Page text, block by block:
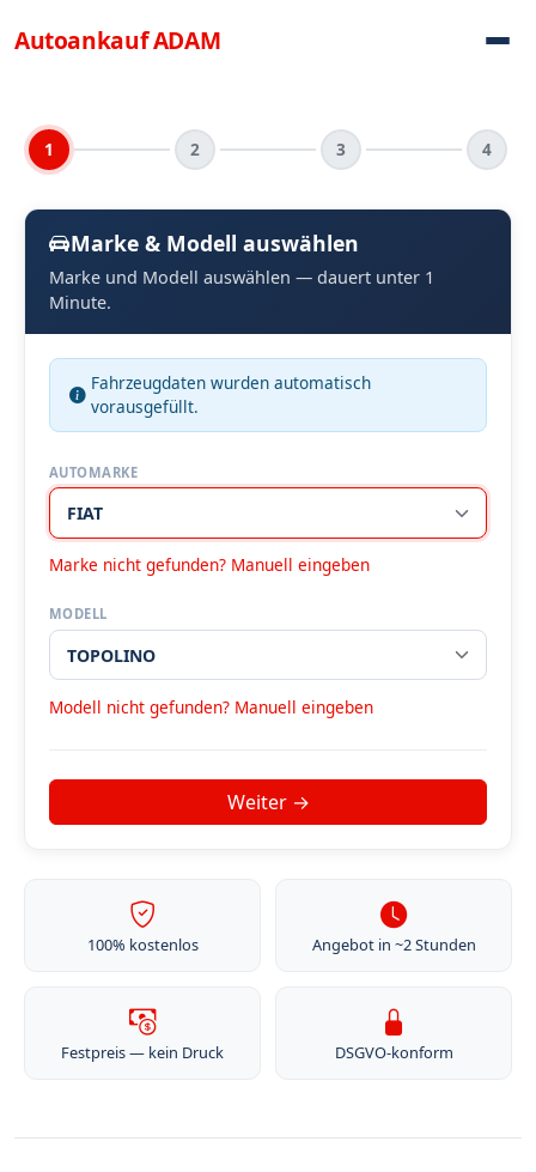
AutoankaufADAM
1 2 3 4
Marke & Modell auswählen
Marke und Modell auswählen — dauert unter 1
Minute.
Fahrzeugdaten wurden automatisch
vorausgefüllt.
AUTOMARKE
Marke nicht gefunden? Manuell eingeben
MODELL
Modell nicht gefunden? Manuell eingeben
100% kostenlos Angebot in ~2 Stunden
Festpreis — kein Druck DSGVO-konform